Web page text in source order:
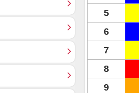
5
6
7
8
9